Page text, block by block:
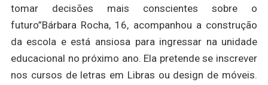
tomar decisões mais conscientes sobre o
futuro”Bárbara Rocha, 16, acompanhou a construção
da escola e está ansiosa para ingressar na unidade
educacional no próximo ano. Ela pretende se inscrever
nos cursos de letras em Libras ou design de móveis.